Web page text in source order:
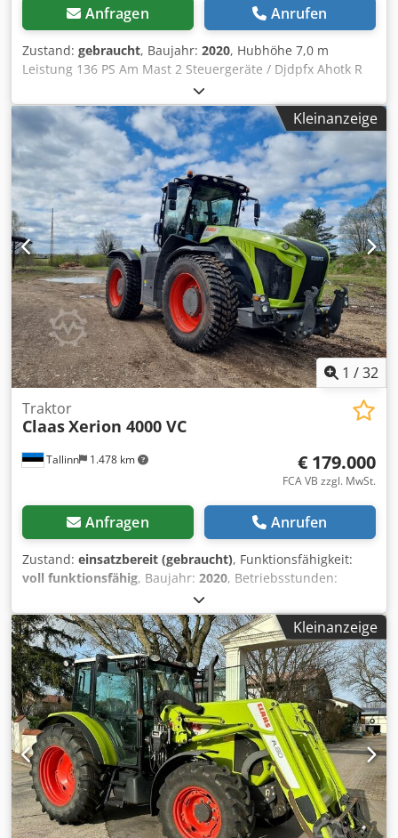
Anfragen Anrufen
Zustand: gebraucht, Baujahr: 2020, Hubhöhe 7,0 m
Leistung 136 PS Am Mast 2 Steuergeräte / Djdpfx Ahotk R
Kleinanzeige
1 /32
Tallinn 1.478 km
Traktor
ClaasXerion 4000 VC
€ 179.000
FCA VB zzgl. MwSt.
Anfragen Anrufen
Zustand: einsatzbereit (gebraucht), Funktionsfähigkeit:
voll funktionsfähig, Baujahr: 2020, Betriebsstunden:
308 kW (418,76 PS)
Mercedes, Getriebetyp:Sonstige, Höchstgeschwindigkeit:
50 km/h, Erstzulassung:08/2026, nächste Prüfung (TÜV):
08/2026, Farbe:Grün, Gesamtgewicht:18.000 kg,
Vorderreifengröße:710/75 R42, Hinterreifengröße:710/75
R42, Gesamthöhe:3.941 mm, Gesamtlänge:7.593 mm,
Maschinen-/Fahrzeugnummer:WCLT7830078300894,
Ausstattung:Beleuchtung, Frontlader, Frontzapfwelle,
Hydraulik, Kabine, Klimaanlage, Zusatzscheinwerfer,
Motor Mercedes-Benz, 6-Zylinder, Tier 4 Final, 10.600 cm³
Nennleistung / Maximalleistung nach 97/68/EG 308 kW /
419 PS Maximales Drehmoment 2.100 Nm Dieseltank
Dwodpfx Ahozdr Eqjmea 740 l AdBlue-Tank 90 l ⸻
Kleinanzeige